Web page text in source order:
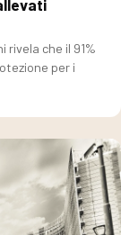
rivela che il 91%
per i